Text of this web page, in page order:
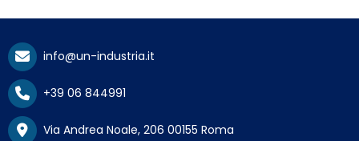
info@un-industria.it
+39 06 844991
Via Andrea Noale, 206 00155 Roma